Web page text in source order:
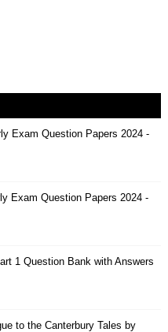
Exam Question Papers 2024 -
Exam Question Papers 2024 -
1 Question Bank with Answers
to the Canterbury Tales by